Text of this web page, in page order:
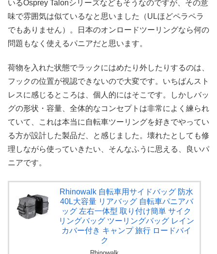
いるOsprey Talonシリーズなどもそうなのですが、その意
味で雰囲気は似ているなと思いました（ULほどペラペラ
でもありません）。日本のオンロードツーリングなら何の
問題もなく使えるパニアだと思います。
荷物を入れた状態でラックにはめたり外したりするのは、
フックの位置が視認できないので大変です。いちばんスト
レスに感じるところは、個人的にはそこです。しかしバッ
グの形状・容量、全体的なコンセプトは非常によく練られ
ていて、これは本当に自転車ツーリングを好きでやってい
る方が設計した製品だ、と感じました。壊れたとしても修
理しながら使っていきたい、そんなふうに思える、良いパ
ニアです。
Rhinowalk 自転車用サイドバッグ 防水
40L大容量 リアバッグ 自転車パニアバ
ッグ 左右一体型 取り付け簡単 サイク
リングバッグ ツーリングバッグ レイン
カバー付き キャンプ 旅行 ロードバイ
ク